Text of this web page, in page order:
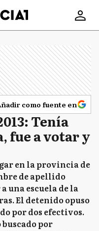
como fuente en
Tenía
fue a votar y
en la provincia de
de apellido
una escuela de la
El detenido opuso
por dos efectivos.
buscado por